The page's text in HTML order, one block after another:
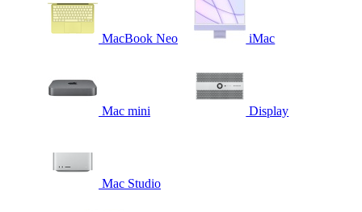
MacBook Neo iMac
Mac mini Display
Mac Studio